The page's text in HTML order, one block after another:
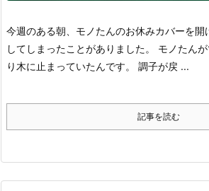
今週のある朝、モノたんのお休みカバーを開
してしまったことがありました。
モノたん
り木に止まっていたんです。
調子が戻 ...
記事を読む